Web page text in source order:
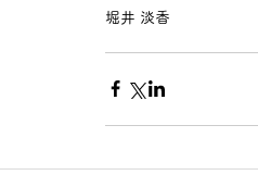
堀井 淡香